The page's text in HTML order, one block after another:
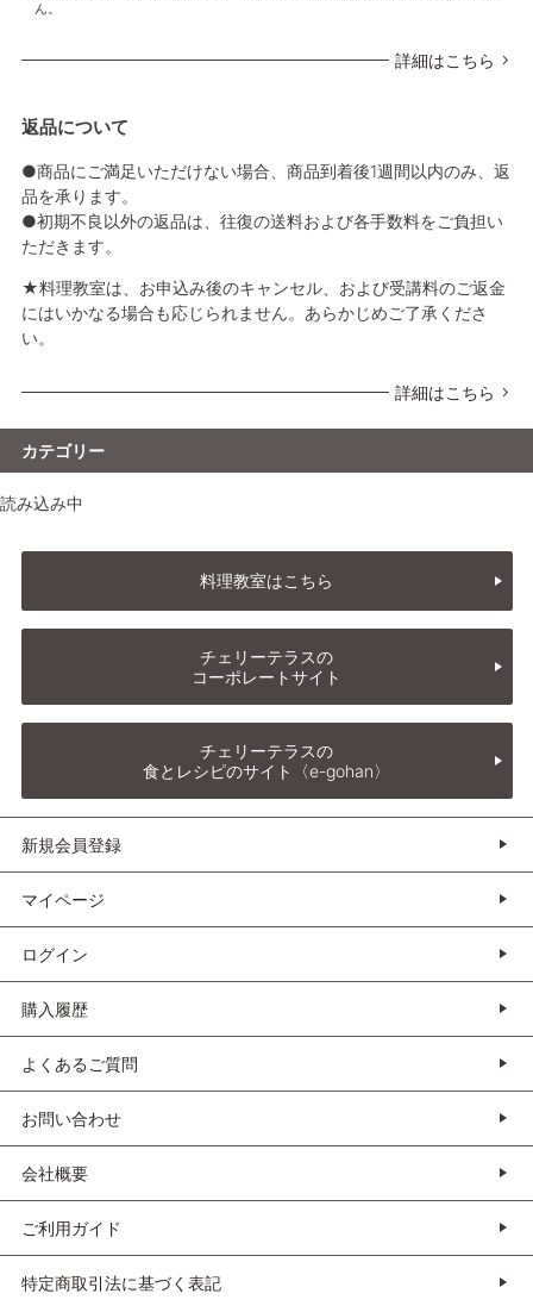
ん。
詳細はこちら
返品について
●商品にご満足いただけない場合、商品到着後1週間以内のみ、返
品を承ります。
●初期不良以外の返品は、往復の送料および各手数料をご負担い
ただきます。
★料理教室は、お申込み後のキャンセル、および受講料のご返金
にはいかなる場合も応じられません。あらかじめご了承くださ
い。
詳細はこちら
カテゴリー
読み込み中
料理教室はこちら
チェリーテラスの
コーポレートサイト
チェリーテラスの
食とレシピのサイト〈e-gohan〉
新規会員登録
マイページ
ログイン
購入履歴
よくあるご質問
お問い合わせ
会社概要
ご利用ガイド
特定商取引法に基づく表記